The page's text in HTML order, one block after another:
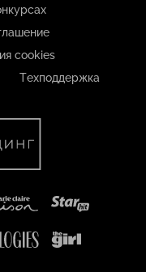
cookies
Техподдержка